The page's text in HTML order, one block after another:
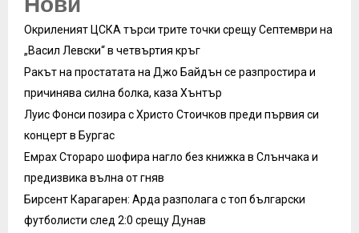
Окриленият ЦСКА търси трите точки срещу Септември на
„Васил Левски“ в четвъртия кръг
Ракът на простатата на Джо Байдън се разпростира и
причинява силна болка, каза Хънтър
Луис Фонси позира с Христо Стоичков преди първия си
концерт в Бургас
Емрах Стораро шофира нагло без книжка в Слънчака и
предизвика вълна от гняв
Бирсент Карагарен: Арда разполага с топ български
футболисти след 2:0 срещу Дунав